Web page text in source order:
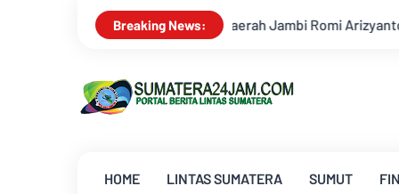
Breaking News:
Jambi Romi Arizyanto Ditunjuk sebagai Kajari Jambi,
HOME LINTAS SUMATERA SUMUT